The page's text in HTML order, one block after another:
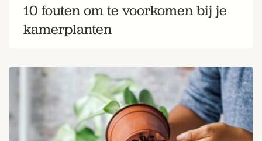
10 fouten om te voorkomen bij je
kamerplanten